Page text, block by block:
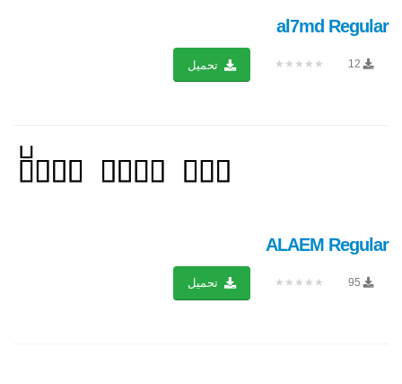
al7md Regular
12
★★★★★ تحميل
ALAEM Regular
95
★★★★★ تحميل